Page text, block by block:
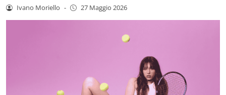
Ivano Moriello - 27 Maggio 2026